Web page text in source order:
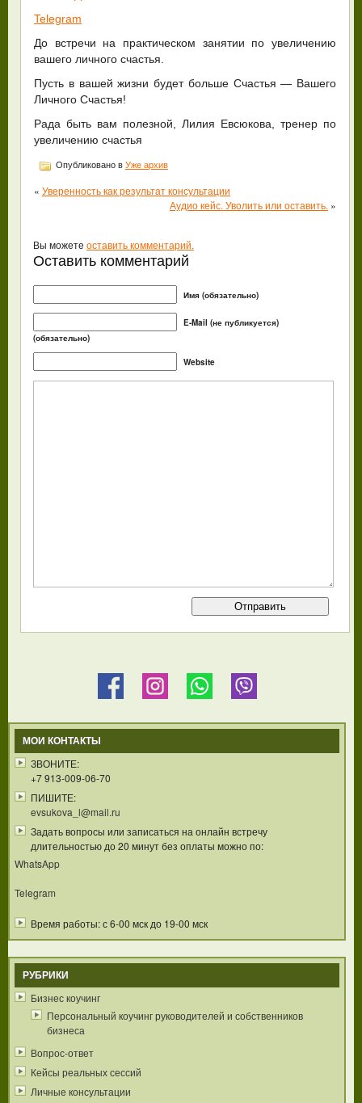
Telegram
До встречи на практическом занятии по увеличению
вашего личного счастья.
Пусть в вашей жизни будет больше Счастья — Вашего
Личного Счастья!
Рада быть вам полезной, Лилия Евсюкова, тренер по
увеличению счастья
Опубликовано в Уже архив
« Уверенность как результат консультации
Аудио кейс. Уволить или оставить. »
Вы можете оставить комментарий.
Оставить комментарий
Имя (обязательно)
E-Mail (не публикуется)
(обязательно)
Website
МОИ КОНТАКТЫ
ЗВОНИТЕ:
+7 913-009-06-70
ПИШИТЕ:
evsukova_l@mail.ru
Задать вопросы или записаться на онлайн встречу
длительностью до 20 минут без оплаты можно по:
WhatsApp
Telegram
Время работы: с 6-00 мск до 19-00 мск
РУБРИКИ
Бизнес коучинг
Персональный коучинг руководителей и собственников
бизнеса
Вопрос-ответ
Кейсы реальных сессий
Личные консультации